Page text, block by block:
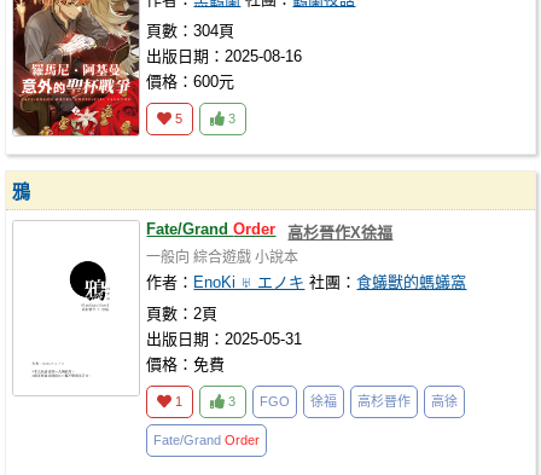
頁數：304頁
出版日期：2025-08-16
價格：600元
5 3
鴉
Fate/GrandOrder 高杉晉作X徐福
一般向 綜合遊戲 小說本
作者： EnoKi ♅ エノキ 社團：食蟻獸的螞蟻窩
頁數：2頁
出版日期：2025-05-31
價格：免費
1 3 FGO 徐福 高杉晉作 高徐
Fate/GrandOrder